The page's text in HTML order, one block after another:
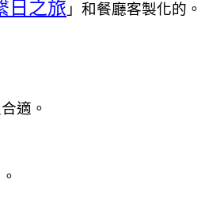
日之旅 」和餐廳客製化的。
適。